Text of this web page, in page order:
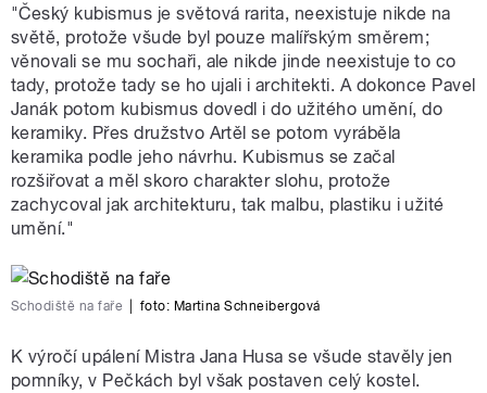
"Český kubismus je světová rarita, neexistuje nikde na
světě, protože všude byl pouze malířským směrem;
věnovali se mu sochaři, ale nikde jinde neexistuje to co
tady, protože tady se ho ujali i architekti. A dokonce Pavel
Janák potom kubismus dovedl i do užitého umění, do
keramiky. Přes družstvo Artěl se potom vyráběla
keramika podle jeho návrhu. Kubismus se začal
rozšiřovat a měl skoro charakter slohu, protože
zachycoval jak architekturu, tak malbu, plastiku i užité
umění."
Schodiště na faře foto: Martina Schneibergová
K výročí upálení Mistra Jana Husa se všude stavěly jen
pomníky, v Pečkách byl však postaven celý kostel.